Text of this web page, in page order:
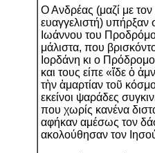
Ο Ανδρέας (μαζί με
ευαγγελιστή) υπήρξαν
Ιωάννου του
μάλιστα, που
Ιορδάνη κι ο
και τους είπε «ἴδε ὁ
τὴν ἁμαρτίαν τοῦ
εκείνοι ψαράδες
που χωρίς κανένα
αφήκαν αμέσως τον
ακολούθησαν τον